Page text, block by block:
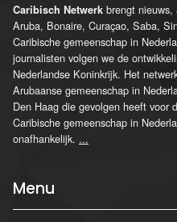
Caribisch Netwerk brengt nieuws,
Aruba, Bonaire, Curaçao, Saba,
Caribische gemeenschap in
journalisten volgen we de
Nederlandse Koninkrijk. Het
Arubaanse gemeenschap in
Den Haag die gevolgen heeft voor
Caribische gemeenschap in
onafhankelijk. ...
Menu